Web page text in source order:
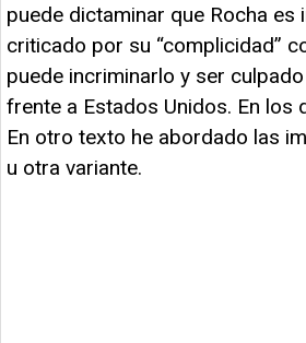
puede dictaminar que Rocha es
criticado por su “complicidad”
puede incriminarlo y ser
frente a Estados Unidos. En los
En otro texto he abordado las
u otra variante.